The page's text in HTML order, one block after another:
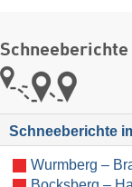
Schneeberichte
Wurmberg –